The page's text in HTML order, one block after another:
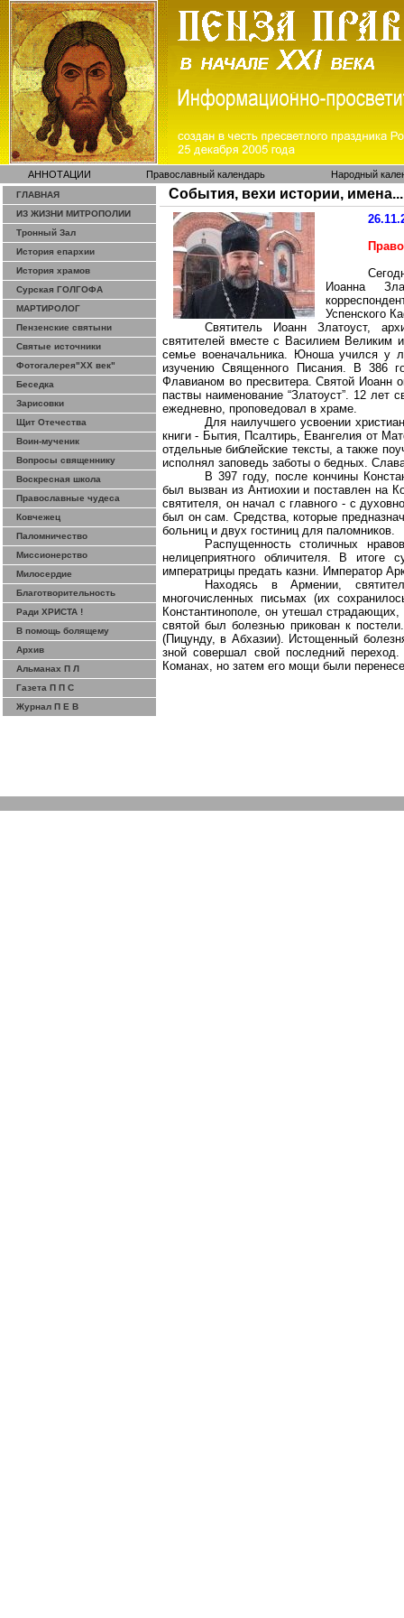
АННОТАЦИИ Православный календарь Народный
ГЛАВНАЯ
ИЗ ЖИЗНИ МИТРОПОЛИИ
Тронный Зал
История епархии
История храмов
Сурская ГОЛГОФА
МАРТИРОЛОГ
Пензенские святыни
Святые источники
Фотогалерея"ХХ век"
Беседка
Зарисовки
Щит Отечества
Воин-мученик
Вопросы священнику
Воскресная школа
Православные чудеса
Ковчежец
Паломничество
Миссионерство
Милосердие
Благотворительность
Ради ХРИСТА !
В помощь болящему
Архив
Альманах П Л
Газета П П С
Журнал П Е В
События, вехи истории, имена...
Иоанна
Успенского
Святитель Иоанн Златоуст,
святителей вместе с Василием Великим
семье военачальника. Юноша учился у
изучению Священного Писания. В 386
Флавианом вопресвитера. Святой Иоанн
паствы наименование “Златоуст”. 12
ежедневно, проповедовал в храме.
Для наилучшего усвоении
книги - Бытия, Псалтирь, Евангелия от
отдельные библейские тексты, а также
исполнял заповедь заботы о бедных.
В 397 году, после кончины
был вызван из Антиохиии поставлен на
святителя, он начал с главного - с
был он сам. Средства, которые
больниц и двух гостиниц для паломников.
Распущенность столичных
нелицеприятного обличителя. В итоге
императрицы предать казни. Император
Находясь в Армении,
многочисленных письмах (их
Константинополе, он утешал
святой был болезнью прикован к
(Пицунду, в Абхазии). Истощенный
зной совершал свой последний
Команах, но затем его мощи были